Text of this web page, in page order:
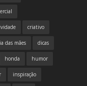
criativo
das mães dicas
honda humor
inspiração